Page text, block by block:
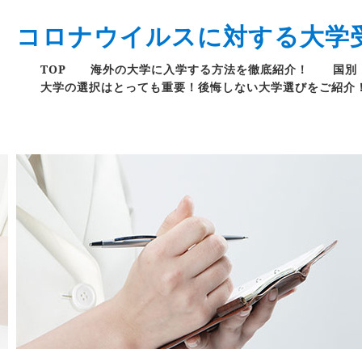
コロナウイルスに対する大学
TOP 海外の大学に入学する方法を徹底紹介！
国別
大学の選択はとっても重要！後悔しない大学選びをご紹介